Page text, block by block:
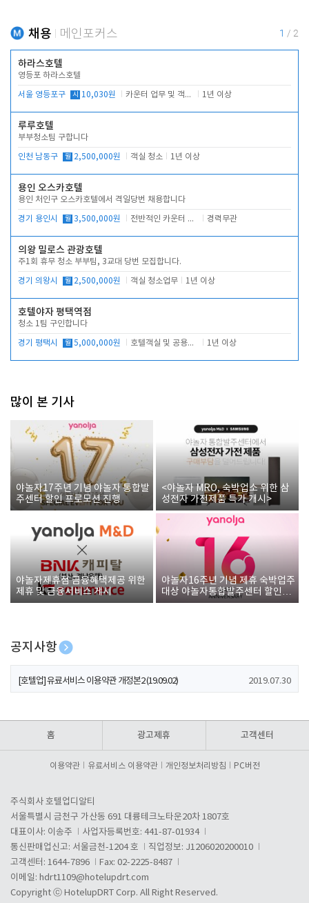
채용 메인포커스 1 / 2
하라스호텔
영등포 하라스호텔
서울 영등포구 시 10,030원 카운터 업무 및 객실관리(청소상태 확인, 객실판매) 1년 이상
루루호텔
부부청소팀 구합니다
인천 남동구 월 2,500,000원 객실 청소 1년 이상
용인 오스카호텔
용인 처인구 오스카호텔에서 격일당번 채용합니다
경기 용인시 월 3,500,000원 전반적인 카운터 업무 경력무관
의왕 밀로스 관광호텔
주1회 휴무 청소 부부팀, 3교대 당번 모집합니다.
경기 의왕시 월 2,500,000원 객실 청소업무 1년 이상
호텔야자 평택역점
청소 1팀 구인합니다
경기 평택시 월 5,000,000원 호텔객실 및 공용시설 청소 관리 1년 이상
많이 본 기사
야놀자17주년 기념 야놀자 통합발
주센터 할인 프로모션 진행
<야놀자 MRO, 숙박업소 위한 삼
성전자 가전제품 특가 개시>
야놀자제휴점 금융혜택제공 위한
제휴 및 금융서비스 게시
야놀자16주년 기념 제휴 숙박업주
대상 야놀자통합발주센터 할인쿠
폰 증정
공지사항
[호텔업] 개인정보 처리방침 개정본1 (19.09.02)
[호텔업] 유료서비스 이용약관 개정본2 (19.09.02) 2019.07.30
홈 광고제휴 고객센터
이용약관 유료서비스 이용약관 개인정보처리방침 PC버전
주식회사 호텔업디알티
서울특별시 금천구 가산동 691 대륭테크노타운20차 1807호
대표이사: 이송주
사업자등록번호: 441-87-01934
통신판매업신고: 서울금천-1204 호
직업정보: J1206020200010
고객센터: 1644-7896
Fax: 02-2225-8487
이메일: hdrt1109@hotelupdrt.com
Copyright ⓒ HotelupDRT Corp. All Right Reserved.